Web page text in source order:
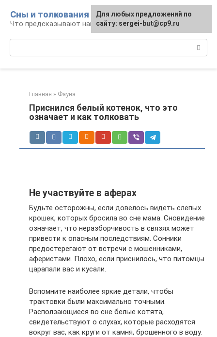
контенту
Сны и толкования
Что предсказывают нам наши сны
Главная » Фауна
Приснился белый котенок, что это
означает и как толковать
Не участвуйте в аферах
Будьте осторожны, если довелось видеть слепых
крошек, которых бросила во сне мама. Сновидение
означает, что неразборчивость в связях может
привести к опасным последствиям. Сонники
предостерегают от встречи с мошенниками,
аферистами. Плохо, если приснилось, что питомцы
царапали вас и кусали.
Вспомните наиболее яркие детали, чтобы
трактовки были максимально точными.
Расползающиеся во сне белые котята,
свидетельствуют о слухах, которые расходятся
вокруг вас, как круги от камня, брошенного в воду.
Для любых предложений по
сайту: sergei-but@cp9.ru